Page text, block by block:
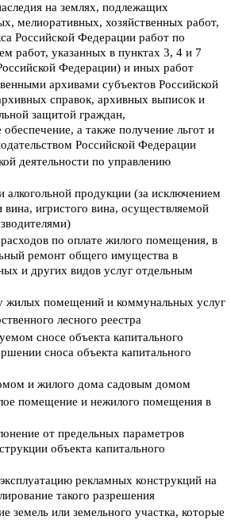
на землях, подлежащих
мелиоративных, хозяйственных работ,
Российской Федерации работ по
работ, указанных в пунктах 3, 4 и 7
Федерации) и иных работ
архивами субъектов Российской
справок, архивных выписок и
защитой граждан,
а также получение льгот и
Российской Федерации
деятельности по управлению
продукции (за исключением
игристого вина, осуществляемой
по оплате жилого помещения, в
ремонт общего имущества в
и других видов услуг отдельным
жилых помещений и коммунальных услуг
лесного реестра
сносе объекта капитального
сноса объекта капитального
и жилого дома садовым домом
помещение и нежилого помещения в
от предельных параметров
объекта капитального
рекламных конструкций на
такого разрешения
земель или земельного участка, которые